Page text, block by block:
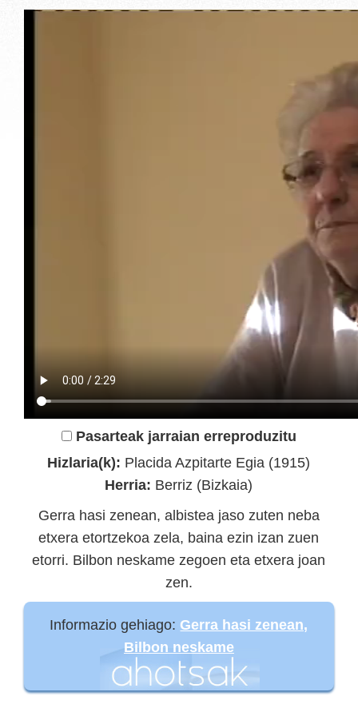
Pasarteak jarraian erreproduzitu
Hizlaria(k): Placida Azpitarte Egia (1915)
Herria: Berriz (Bizkaia)
Gerra hasi zenean, albistea jaso zuten neba
etxera etortzekoa zela, baina ezin izan zuen
etorri. Bilbon neskame zegoen eta etxera joan
zen.
Informazio gehiago: Gerra hasi zenean,
Bilbon neskame